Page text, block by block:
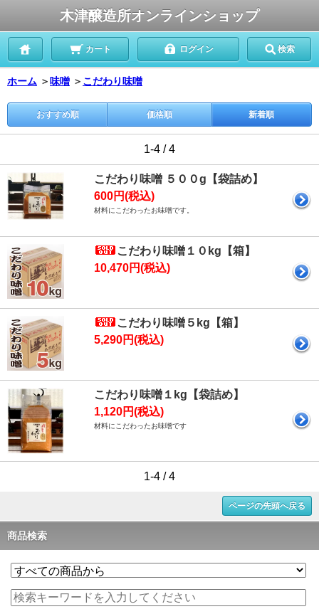
木津醸造所オンラインショップ
カート ログイン 検索
ホーム ＞ 味噌 ＞ こだわり味噌
おすすめ順 価格順 新着順
1-4 / 4
こだわり味噌 ５００g【袋詰め】
600円(税込)
材料にこだわったお味噌です。
こだわり味噌１０kg【箱】
10,470円(税込)
こだわり味噌５kg【箱】
5,290円(税込)
こだわり味噌１kg【袋詰め】
1,120円(税込)
材料にこだわったお味噌です
1-4 / 4
ページの先頭へ戻る
商品検索